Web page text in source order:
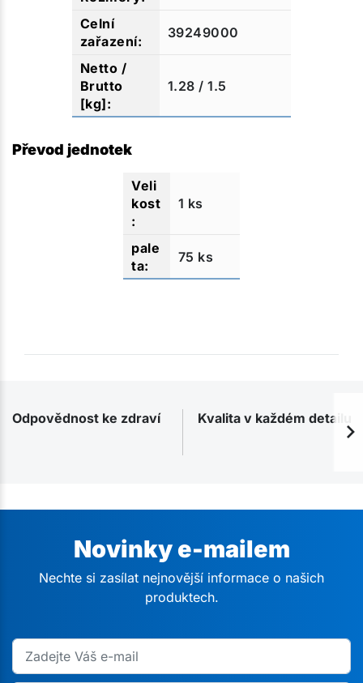
39249000
1.28 / 1.5
Převod jednotek
1 ks
75 ks
Odpovědnost ke zdraví Kvalita v každém detailu
Novinky e-mailem
Nechte si zasílat nejnovější informace o našich
produktech.